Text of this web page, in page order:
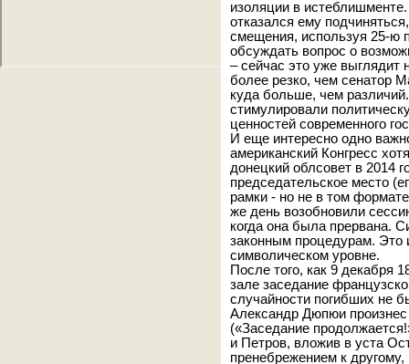
изоляции в
отказался ему
смещения, используя 25-ю
обсуждать вопрос о
– сейчас это уже
более резко, чем сенатор
куда больше, чем
стимулировали
ценностей современного
И еще интересно одно
американский Конгресс
донецкий облсовет в 2014
председательское место
рамки - но не в том
же день возобновили
когда она была прервана.
законным процедурам. Это
символическом уровне.
После того, как 9 декабря
зале заседание
случайности погибших не
Александр Дюпюи
(«Заседание
и Петров, вложив в уста
пренебрежением к